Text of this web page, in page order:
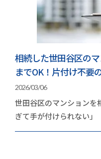
相続した世田谷区の
までOK！片付け不要
2026/03/06
世田谷区のマンションを
ぎて手が付けられない」
く時間がない」と立ち